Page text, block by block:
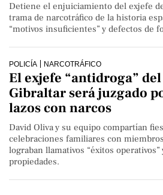
Detiene el enjuiciamiento del exjefe
trama de narcotráfico de la historia
“motivos insuficientes” y defectos de
POLICÍA NARCOTRÁFICO
El exjefe “antidroga”
Gibraltar será juzgado
lazos con narcos
David Oliva y su equipo compartían
celebraciones familiares con
lograban llamativos “éxitos
propiedades.